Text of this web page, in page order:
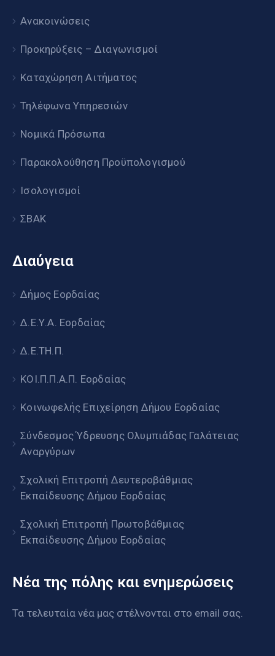
Ανακοινώσεις
Προκηρύξεις – Διαγωνισμοί
Καταχώρηση Αιτήματος
Τηλέφωνα Υπηρεσιών
Νομικά Πρόσωπα
Παρακολούθηση Προϋπολογισμού
Ισολογισμοί
ΣΒΑΚ
Διαύγεια
Δήμος Εορδαίας
Δ.Ε.Υ.Α. Εορδαίας
Δ.Ε.ΤΗ.Π.
ΚΟΙ.Π.Π.Α.Π. Εορδαίας
Κοινωφελής Επιχείρηση Δήμου Εορδαίας
Σύνδεσμος Ύδρευσης Ολυμπιάδας Γαλάτειας
Αναργύρων
Σχολική Επιτροπή Δευτεροβάθμιας
Εκπαίδευσης Δήμου Εορδαίας
Σχολική Επιτροπή Πρωτοβάθμιας
Εκπαίδευσης Δήμου Εορδαίας
Νέα της πόλης και ενημερώσεις
Τα τελευταία νέα μας στέλνονται στο email σας.